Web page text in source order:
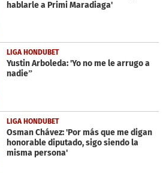
hablarle a Primi Maradiaga'
LIGA HONDUBET
Yustin Arboleda: 'Yo no me le arrugo a
nadie”
LIGA HONDUBET
Osman Chávez: 'Por más que me digan
honorable diputado, sigo siendo la
misma persona'